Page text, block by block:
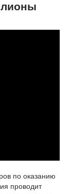
по оказанию
проводит